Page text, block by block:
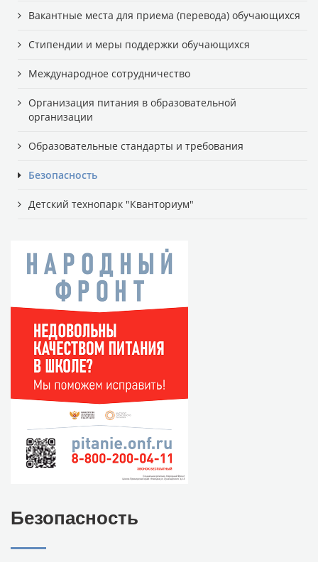
Вакантные места для приема (перевода) обучающихся
Стипендии и меры поддержки обучающихся
Международное сотрудничество
Организация питания в образовательной
организации
Образовательные стандарты и требования
Безопасность
Детский технопарк "Кванториум"
Безопасность